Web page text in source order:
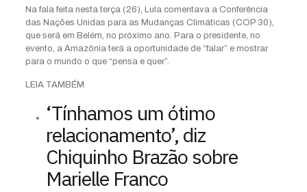
Na fala feita nesta terça (26), Lula comentava a Conferência
das Nações Unidas para as Mudanças Climáticas (COP 30),
que será em Belém, no próximo ano. Para o presidente, no
evento, a Amazônia terá a oportunidade de “falar” e mostrar
para o mundo o que “pensa e quer”.
LEIA TAMBÉM
‘Tínhamos um ótimo
relacionamento’, diz
Chiquinho Brazão sobre
Marielle Franco